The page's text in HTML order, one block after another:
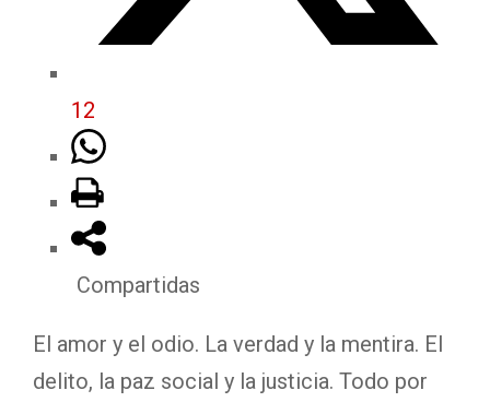
12
Compartidas
El amor y el odio. La verdad y la mentira. El
delito, la paz social y la justicia. Todo por